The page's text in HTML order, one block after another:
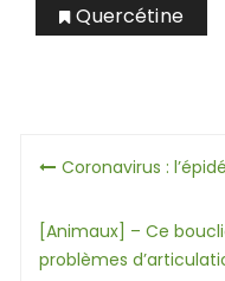
Quercétine
Navigation
l’article
Coronavirus :
[Animaux] – Ce
problèmes